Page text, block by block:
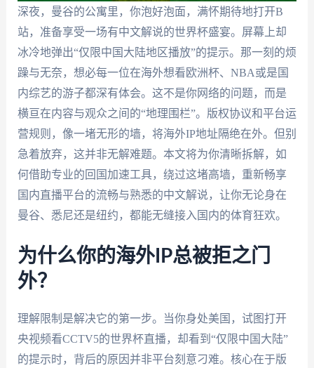
深夜，曼谷的公寓里，你泡好泡面，满怀期待地打开B
站，准备享受一场有中文解说的世界杯盛宴。屏幕上却
冰冷地弹出“仅限中国大陆地区播放”的提示。那一刻的烦
躁与无奈，想必每一位在海外想看欧洲杯、NBA或是国
内综艺的游子都深有体会。这不是你网络的问题，而是
横亘在内容与观众之间的“地理围栏”。版权协议和平台运
营规则，像一堵无形的墙，将海外IP地址隔绝在外。但别
急着放弃，这并非无解难题。本文将为你清晰拆解，如
何借助专业的回国加速工具，绕过这堵高墙，重新畅享
国内直播平台的流畅与熟悉的中文解说，让你无论身在
曼谷、悉尼还是纽约，都能无缝接入国内的体育狂欢。
为什么你的海外IP总被拒之门
外？
理解限制是解决它的第一步。当你身处美国，试图打开
央视频看CCTV5的世界杯直播，却看到“仅限中国大陆”
的提示时，背后的原因并非平台刻意刁难。核心在于版